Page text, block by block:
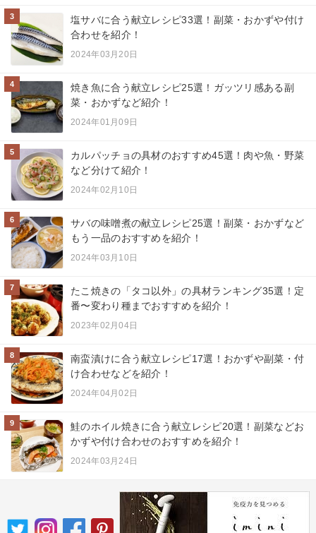
3
塩サバに合う献立レシピ33選！副菜・おかずや付け
合わせを紹介！
2024年03月20日
4
焼き魚に合う献立レシピ25選！ガッツリ感ある副
菜・おかずなど紹介！
2024年01月09日
5
カルパッチョの具材のおすすめ45選！肉や魚・野菜
など分けて紹介！
2024年02月10日
6
サバの味噌煮の献立レシピ25選！副菜・おかずなど
もう一品のおすすめを紹介！
2024年03月10日
7
たこ焼きの「タコ以外」の具材ランキング35選！定
番〜変わり種までおすすめを紹介！
2023年02月04日
8
南蛮漬けに合う献立レシピ17選！おかずや副菜・付
け合わせなどを紹介！
2024年04月02日
9
鮭のホイル焼きに合う献立レシピ20選！副菜などお
かずや付け合わせのおすすめを紹介！
2024年03月24日